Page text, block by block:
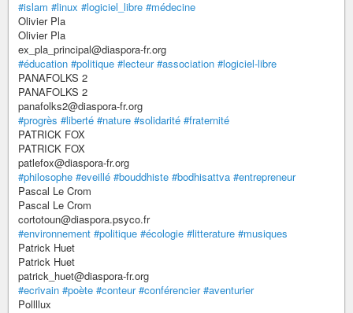
#islam #linux #logiciel_libre #médecine
Olivier Pla
Olivier Pla
ex_pla_principal@diaspora-fr.org
#éducation #politique #lecteur #association #logiciel-libre
PANAFOLKS 2
PANAFOLKS 2
panafolks2@diaspora-fr.org
#progrès #liberté #nature #solidarité #fraternité
PATRICK FOX
PATRICK FOX
patlefox@diaspora-fr.org
#philosophe #eveillé #bouddhiste #bodhisattva #entrepreneur
Pascal Le Crom
Pascal Le Crom
cortotoun@diaspora.psyco.fr
#environnement #politique #écologie #litterature #musiques
Patrick Huet
Patrick Huet
patrick_huet@diaspora-fr.org
#ecrivain #poète #conteur #conférencier #aventurier
Pollllux